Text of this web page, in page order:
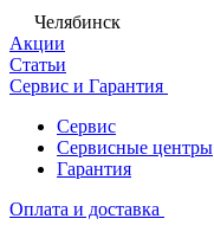
Челябинск
Акции
Статьи
Сервис и Гарантия
Сервис
Сервисные центры
Гарантия
Оплата и доставка